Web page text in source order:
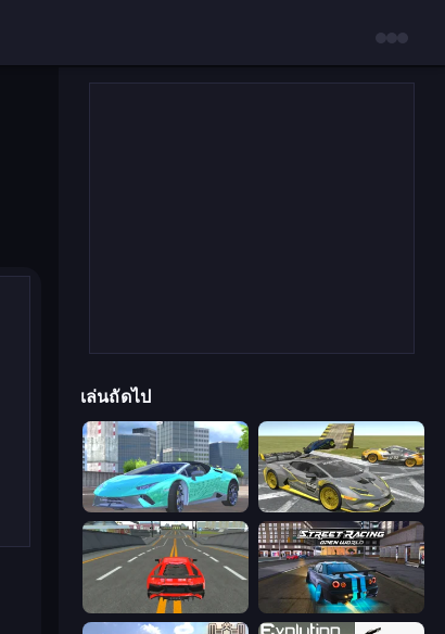
เล่นถัดไป
Real City Driver Wrong Way
Modern Car Racing 2